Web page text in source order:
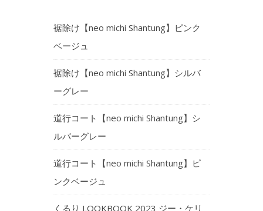
裾除け【neo michi Shantung】ピンク
ベージュ
裾除け【neo michi Shantung】シルバ
ーグレー
道行コート【neo michi Shantung】シ
ルバーグレー
道行コート【neo michi Shantung】ピ
ンクベージュ
くるり LOOKBOOK 2023 ジー・ケリ